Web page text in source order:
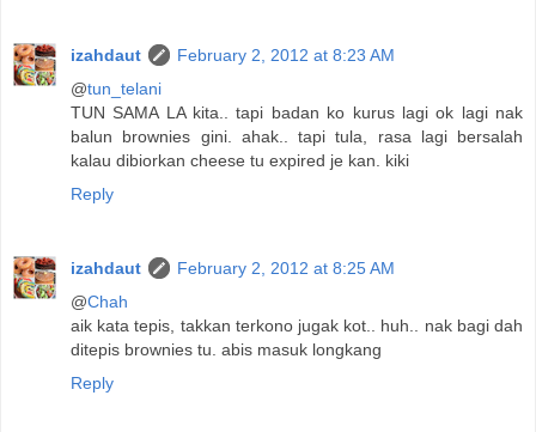
izahdaut
February 2, 2012 at 8:23 AM
@tun_telani
TUN SAMA LA kita.. tapi badan ko kurus lagi ok lagi nak
balun brownies gini. ahak.. tapi tula, rasa lagi bersalah
kalau dibiorkan cheese tu expired je kan. kiki
Reply
izahdaut
February 2, 2012 at 8:25 AM
@Chah
aik kata tepis, takkan terkono jugak kot.. huh.. nak bagi dah
ditepis brownies tu. abis masuk longkang
Reply